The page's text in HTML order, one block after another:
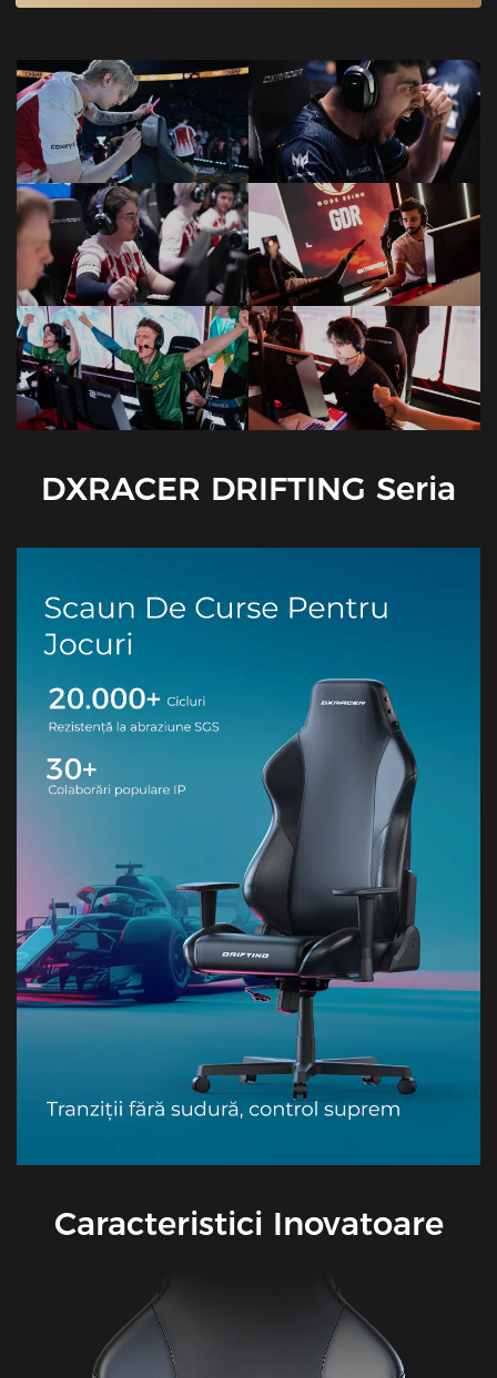
DXRACER DRIFTING Seria
Caracteristici Inovatoare